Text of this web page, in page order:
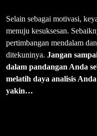
Selain sebagai motivasi,
menuju kesuksesan.
pertimbangan mendalam
ditekuninya. Jangan
dalam pandangan Anda
melatih daya analisis
yakin…